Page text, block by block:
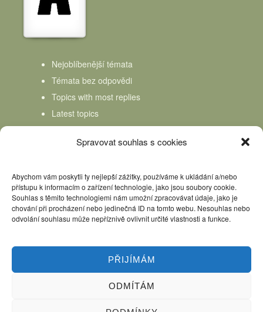
Spravovat souhlas s cookies
Abychom vám poskytli ty nejlepší zážitky, používáme k ukládání a/nebo
přístupu k informacím o zařízení technologie, jako jsou soubory cookie.
Souhlas s těmito technologiemi nám umožní zpracovávat údaje, jako je
chování při procházení nebo jedinečná ID na tomto webu. Nesouhlas nebo
odvolání souhlasu může nepříznivě ovlivnit určité vlastnosti a funkce.
PŘIJÍMÁM
ODMÍTÁM
Nejoblíbenější témata
Témata bez odpovědi
Topics with most replies
Latest topics
Topics Freshness
Kniha Domácí mlékař Nápověda